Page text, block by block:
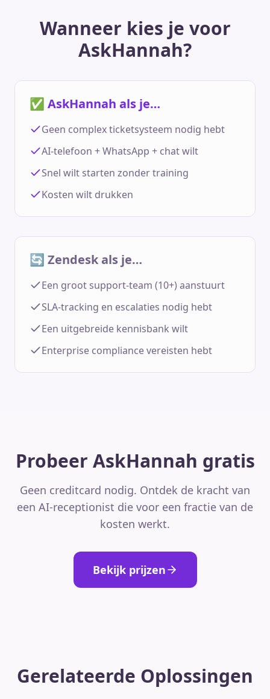
Wanneer kies je voor
AskHannah?
✅ AskHannah als je…
Geen complex ticketsysteem nodig hebt
AI-telefoon + WhatsApp + chat wilt
Snel wilt starten zonder training
Kosten wilt drukken
🔄 Zendesk als je…
Een groot support-team (10+) aanstuurt
SLA-tracking en escalaties nodig hebt
Een uitgebreide kennisbank wilt
Enterprise compliance vereisten hebt
Probeer AskHannah gratis
Geen creditcard nodig. Ontdek de kracht van
een AI-receptionist die voor een fractie van de
kosten werkt.
Bekijk prijzen
Gerelateerde Oplossingen